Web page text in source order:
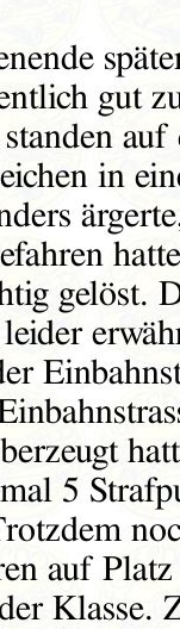
gut
in
gelöst.
5
auf
Klasse.